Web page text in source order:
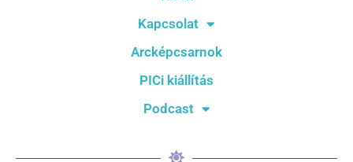
Kapcsolat
Arcképcsarnok
PICi kiállítás
Podcast